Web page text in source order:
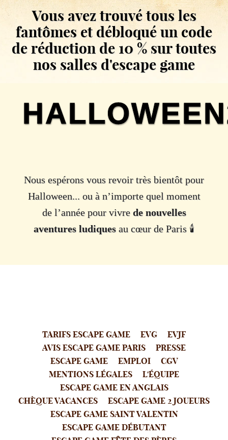
Vous avez trouvé tous les
fantômes et débloqué un code
de réduction de 10 % sur toutes
nos salles d'escape game
Nous espérons vous revoir très bientôt pour
Halloween... ou à n’importe quel moment
de l’année pour vivre de nouvelles
aventures ludiques au cœur de Paris 🕯️
TARIFS ESCAPE GAME EVG
EVJF
AVIS ESCAPE GAME PARIS
PRESSE
ESCAPE GAME
EMPLOI
CGV
MENTIONS LÉGALES
L'ÉQUIPE
ESCAPE GAME EN ANGLAIS
CHÈQUE VACANCES
ESCAPE GAME 2 JOUEURS
ESCAPE GAME SAINT VALENTIN
ESCAPE GAME DÉBUTANT